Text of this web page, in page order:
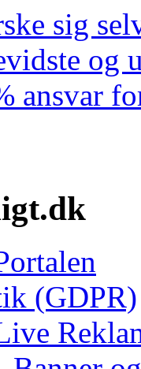
sig
og
ansvar
(GDPR)